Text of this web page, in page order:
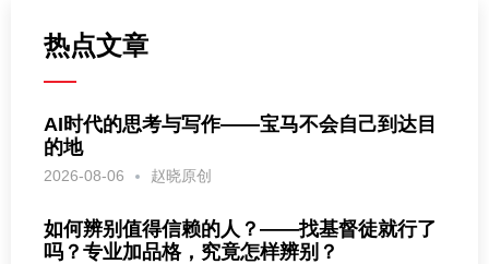
热点文章
AI时代的思考与写作——宝马不会自己到达目
的地
2026-08-06 赵晓原创
如何辨别值得信赖的人？——找基督徒就行了
吗？专业加品格，究竟怎样辨别？